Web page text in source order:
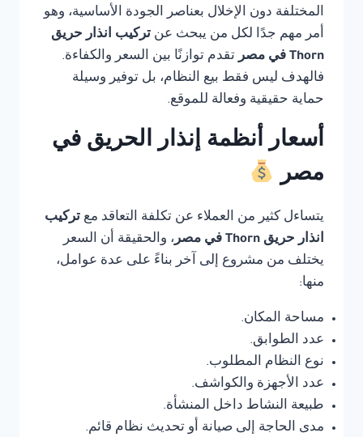
المختلفة دون الإخلال بعناصر الجودة الأساسية، وهو
أمر مهم جدًا لكل من يبحث عن تركيب انذار حريق
Thorn في مصر
تقدم توازنًا بين السعر والكفاءة.
فالهدف ليس فقط بيع النظام، بل توفير وسيلة
حماية حقيقية وفعالة للموقع.
أسعار أنظمة إنذار الحريق في
مصر
يتساءل كثير من العملاء عن تكلفة التعاقد مع تركيب
انذار حريق Thorn في مصر
، والحقيقة أن السعر
يختلف من مشروع إلى آخر بناءً على عدة عوامل،
منها:
مساحة المكان.
عدد الطوابق.
نوع النظام المطلوب.
عدد الأجهزة والكواشف.
طبيعة النشاط داخل المنشأة.
مدى الحاجة إلى صيانة أو تحديث نظام قائم.